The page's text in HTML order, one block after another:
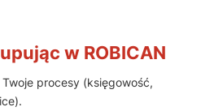
w ROBICAN
procesy (księgowość,